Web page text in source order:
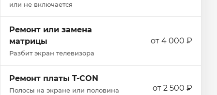
или не включается
Ремонт или замена
матрицы
Разбит экран телевизора
от 4 000 ₽
Ремонт платы T-CON
Полосы на экране или половина
от 2 500 ₽